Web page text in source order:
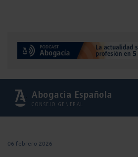
Abogacía Española
CONSEJO GENERAL
06 febrero 2026